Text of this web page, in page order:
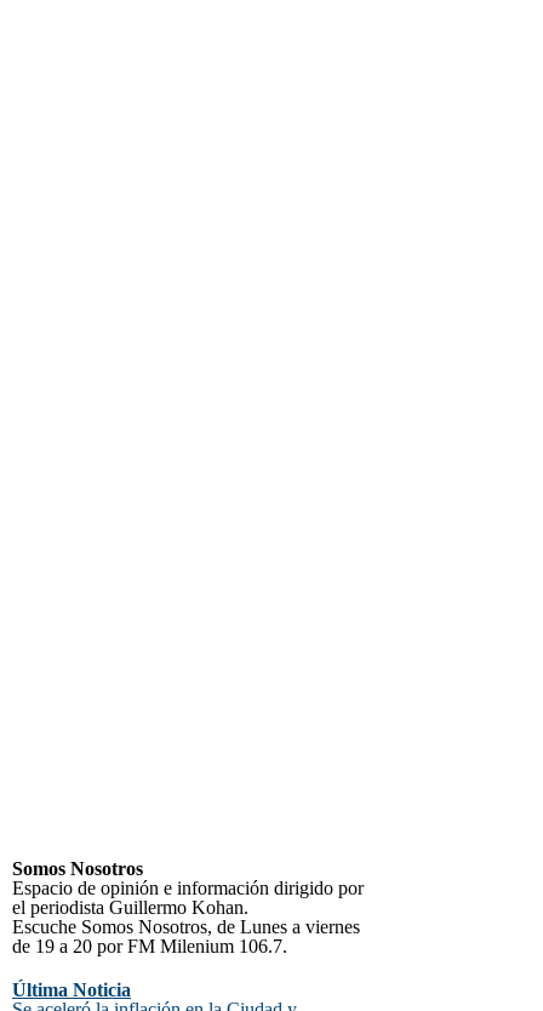
Somos Nosotros
Espacio de opinión e información dirigido por
el periodista Guillermo Kohan.
Escuche Somos Nosotros, de Lunes a viernes
de 19 a 20 por FM Milenium 106.7.
Última Noticia